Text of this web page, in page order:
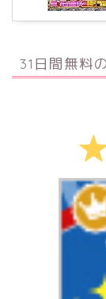
31日間無料